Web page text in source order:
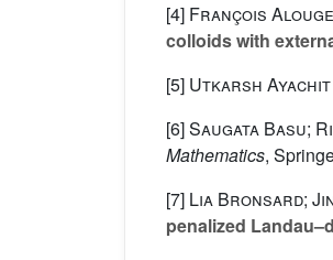
[4] François
colloids with
[5] Utkarsh Ayachit
[6]Saugata Basu;
Mathematics,
[7] Lia Bronsard;
penalized